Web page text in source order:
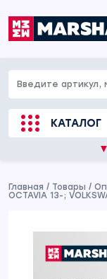
КАТАЛОГ
Главная / Товары /
OCTAVIA 13-;